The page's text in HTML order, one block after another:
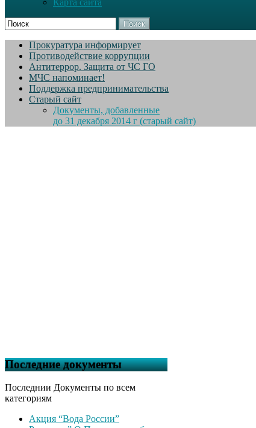
Карта сайта
Поиск
Прокуратура информирует
Противодействие коррупции
Антитеррор. Защита от ЧС ГО
МЧС напоминает!
Поддержка предпринимательства
Старый сайт
Документы, добавленные
до 31 декабря 2014 г (старый сайт)
Последние документы
Последнии Документы по всем
категориям
Акция “Вода России”